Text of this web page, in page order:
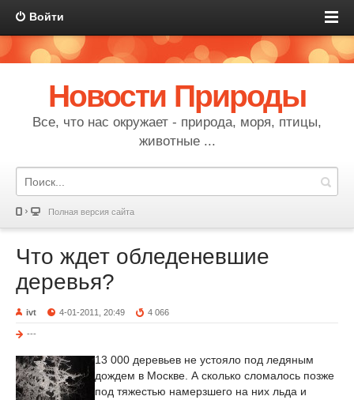
Войти
Новости Природы
Все, что нас окружает - природа, моря, птицы,
животные ...
Полная версия сайта
Что ждет обледеневшие
деревья?
ivt 4-01-2011, 20:49 4 066
---
13 000 деревьев не устояло под ледяным
дождем в Москве. А сколько сломалось позже
под тяжестью намерзшего на них льда и